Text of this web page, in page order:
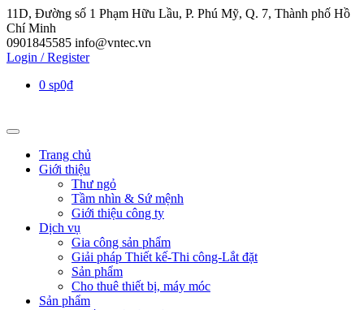
11D, Đường số 1 Phạm Hữu Lầu, P. Phú Mỹ, Q. 7, Thành phố Hồ
Chí Minh
0901845585 info@vntec.vn
Login / Register
0 sp0₫
Trang chủ
Giới thiệu
Thư ngỏ
Tầm nhìn & Sứ mệnh
Giới thiệu công ty
Dịch vụ
Gia công sản phẩm
Giải pháp Thiết kế-Thi công-Lắt đặt
Sản phẩm
Cho thuê thiết bị, máy móc
Sản phẩm